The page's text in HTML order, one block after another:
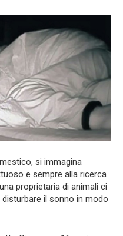
si immagina
e sempre alla ricerca
proprietaria di animali ci
il sonno in modo